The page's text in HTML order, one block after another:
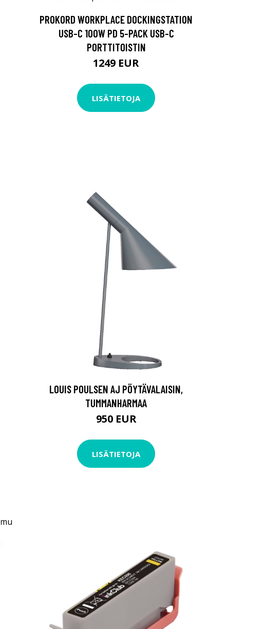
PROKORD WORKPLACE DOCKINGSTATION
USB-C 100W PD 5-PACK USB-C
PORTTITOISTIN
1249 EUR
LISÄTIETOJA
LOUIS POULSEN AJ PÖYTÄVALAISIN,
TUMMANHARMAA
950 EUR
LISÄTIETOJA